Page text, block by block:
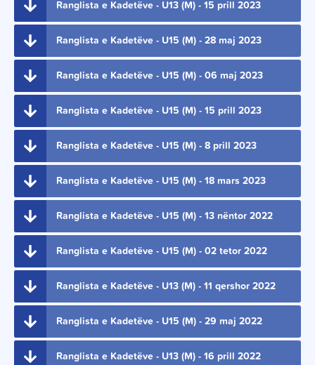
Ranglista e Kadetëve - U13 (M) - 15 prill 2023
Ranglista e Kadetëve - U15 (M) - 28 maj 2023
Ranglista e Kadetëve - U15 (M) - 06 maj 2023
Ranglista e Kadetëve - U15 (M) - 15 prill 2023
Ranglista e Kadetëve - U15 (M) - 8 prill 2023
Ranglista e Kadetëve - U15 (M) - 18 mars 2023
Ranglista e Kadetëve - U15 (M) - 13 nëntor 2022
Ranglista e Kadetëve - U15 (M) - 02 tetor 2022
Ranglista e Kadetëve - U13 (M) - 11 qershor 2022
Ranglista e Kadetëve - U15 (M) - 29 maj 2022
Ranglista e Kadetëve - U13 (M) - 16 prill 2022